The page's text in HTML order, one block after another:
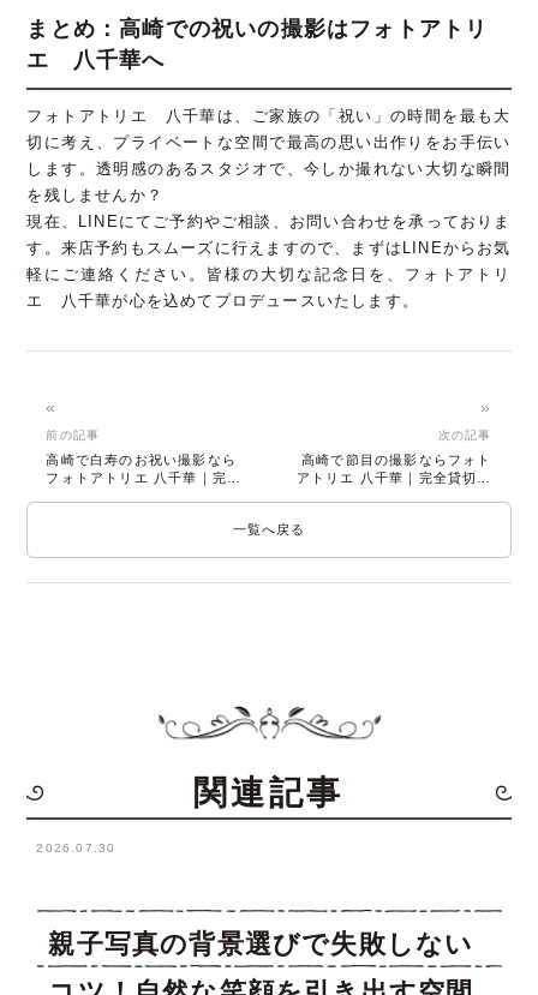
まとめ：高崎での祝いの撮影はフォトアトリ
エ 八千華へ
フォトアトリエ 八千華は、ご家族の「祝い」の時間を最も大
切に考え、プライベートな空間で最高の思い出作りをお手伝い
します。透明感のあるスタジオで、今しか撮れない大切な瞬間
を残しませんか？
現在、LINEにてご予約やご相談、お問い合わせを承っておりま
す。来店予約もスムーズに行えますので、まずはLINEからお気
軽にご連絡ください。皆様の大切な記念日を、フォトアトリ
エ 八千華が心を込めてプロデュースいたします。
«
前の記事
高崎で白寿のお祝い撮影なら
フォトアトリエ 八千華｜完全
一覧へ戻る
»
次の記事
高崎で節目の撮影ならフォト
アトリエ 八千華｜完全貸切の
関連記事
2026.07.30
親子写真の背景選びで失敗しない